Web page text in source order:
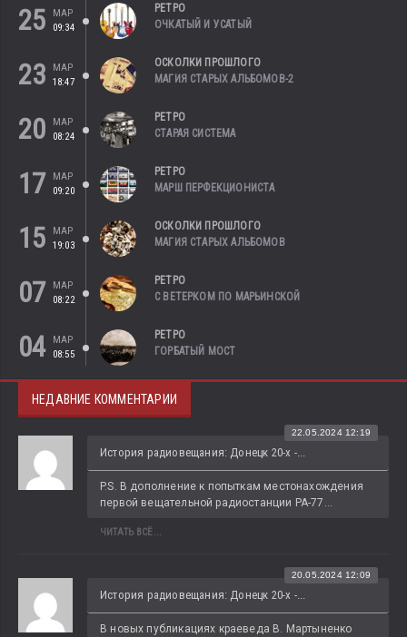
25
МАР
09:34
РЕТРО
ОЧКАТЫЙ И УСАТЫЙ
23
МАР
18:47
ОСКОЛКИ ПРОШЛОГО
МАГИЯ СТАРЫХ АЛЬБОМОВ-2
20
МАР
08:24
РЕТРО
СТАРАЯ СИСТЕМА
17
МАР
09:20
РЕТРО
МАРШ ПЕРФЕКЦИОНИСТА
15
МАР
19:03
ОСКОЛКИ ПРОШЛОГО
МАГИЯ СТАРЫХ АЛЬБОМОВ
07
МАР
08:22
РЕТРО
С ВЕТЕРКОМ ПО МАРЬИНСКОЙ
04
МАР
08:55
РЕТРО
ГОРБАТЫЙ МОСТ
НЕДАВНИЕ КОММЕНТАРИИ
История радиовещания: Донецк 20-х -...
22.05.2024 12:19
P.S. В дополнение к попыткам местонахождения
первой вещательной радиостанции РА-77...
ЧИТАТЬ ВСЁ...
История радиовещания: Донецк 20-х -...
20.05.2024 12:09
В новых публикациях краеведа В. Мартыненко